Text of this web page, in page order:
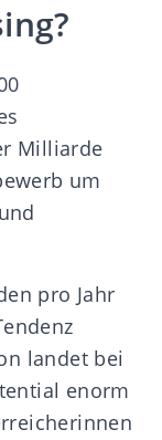
Milliarde
um
pro Jahr
landet bei
enorm